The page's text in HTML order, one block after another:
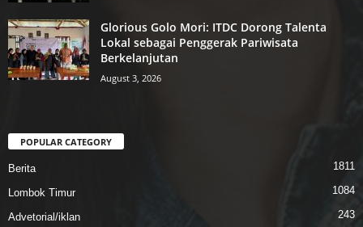
Glorious Golo Mori: ITDC Dorong Talenta
Lokal sebagai Penggerak Pariwisata
Berkelanjutan
August 3, 2026
POPULAR CATEGORY
Berita 1811
Lombok Timur 1084
Advetorial/iklan 243